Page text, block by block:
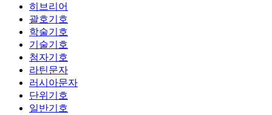
히브리어
괄호기호
학술기호
기술기호
첨자기호
라틴문자
러시아문자
단위기호
일반기호